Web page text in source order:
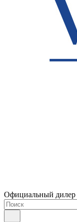
Официальный дилер